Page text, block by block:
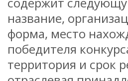
название,
форма, место
победителя
территория и срок